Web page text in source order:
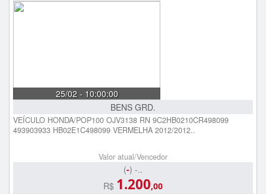
25/02 - 10:00:00
BENS GRD.
VEÍCULO HONDA/POP100 OJV3138 RN 9C2HB0210CR498099
493903933 HB02E1C498099 VERMELHA 2012/2012..
Valor atual/Vencedor
(-) -..
R$ 1.200,00